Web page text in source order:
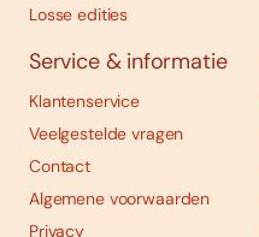
Losse edities
Service & informatie
Klantenservice
Veelgestelde vragen
Contact
Algemene voorwaarden
Privacy